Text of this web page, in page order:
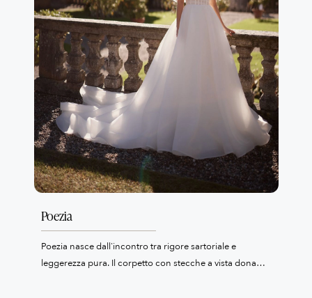
Poezia
Poezia nasce dall'incontro tra rigore sartoriale e
leggerezza pura. Il corpetto con stecche a vista dona